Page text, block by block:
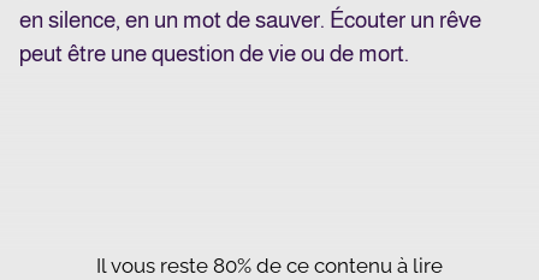
en silence, en un mot de sauver. Écouter un rêve
peut être une question de vie ou de mort.
Il vous reste 80% de ce contenu à lire